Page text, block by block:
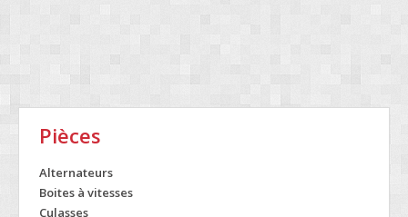
Pièces
Alternateurs
Boites à vitesses
Culasses